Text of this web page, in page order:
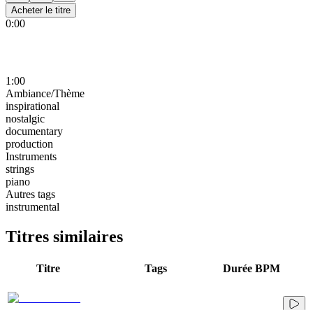
Acheter le titre
0:00
1:00
Ambiance/Thème
inspirational
nostalgic
documentary
production
Instruments
strings
piano
Autres tags
instrumental
Titres similaires
Titre Tags Durée BPM